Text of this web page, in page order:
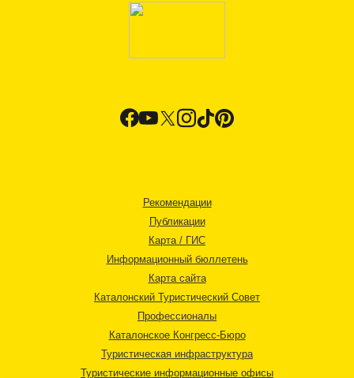
Рекомендации
Публикации
Карта / ГИС
Информационный бюллетень
Карта сайта
Каталонский Туристический Совет
Профессионалы
Каталонское Конгресс-Бюро
Туристическая инфраструктура
Туристические информационные офисы